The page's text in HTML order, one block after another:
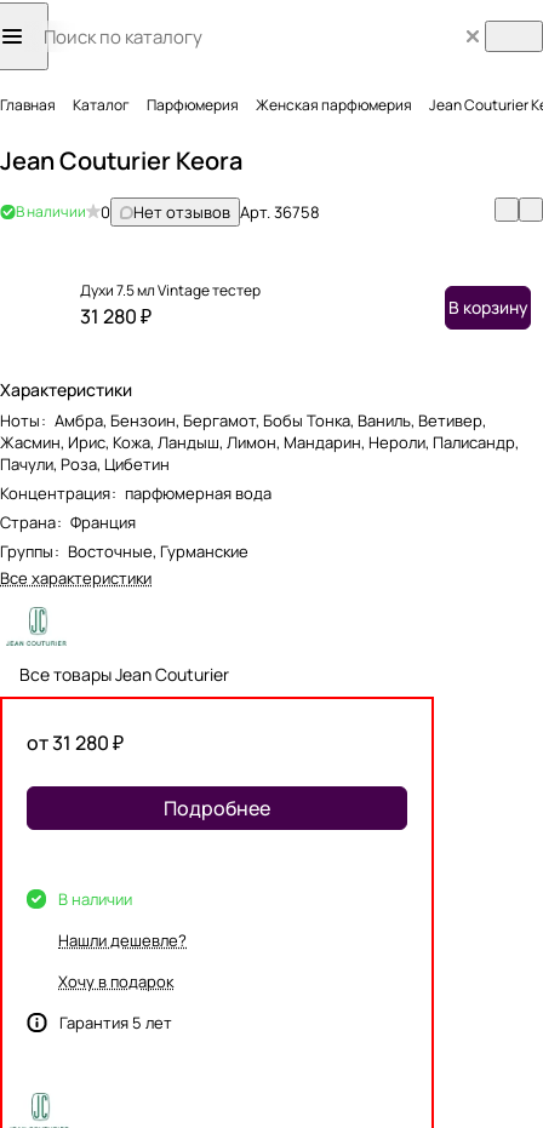
Главная Каталог Парфюмерия Женская парфюмерия Jean Couturier
Jean Couturier Keora
В наличии 0 Нет отзывов Арт.36758
Духи 7.5 мл Vintage тестер
31 280 ₽ В корзину
Характеристики
Ноты: Амбра, Бензоин, Бергамот, Бобы Тонка, Ваниль, Ветивер,
Жасмин, Ирис, Кожа, Ландыш, Лимон, Мандарин, Нероли, Палисандр,
Пачули, Роза, Цибетин
Концентрация: парфюмерная вода
Страна: Франция
Группы: Восточные, Гурманские
Все характеристики
Все товары Jean Couturier
от 31 280 ₽
Подробнее
В наличии
Нашли дешевле?
Хочу в подарок
Гарантия 5 лет